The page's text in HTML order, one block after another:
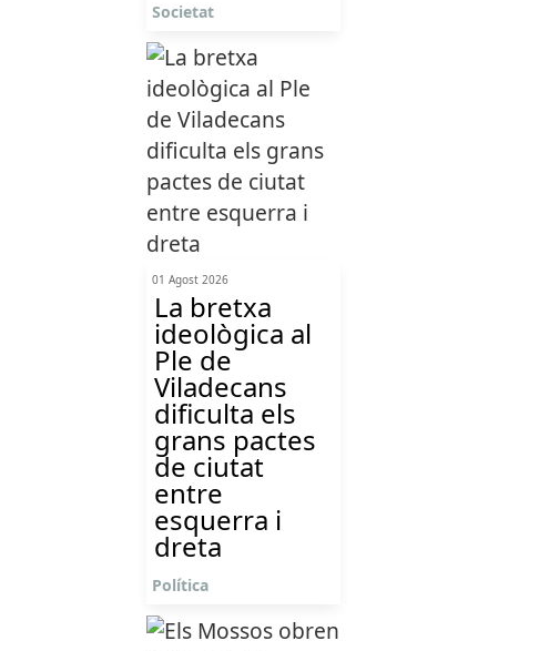
Societat
01 Agost 2026
La bretxa
ideològica al
Ple de
Viladecans
dificulta els
grans pactes
de ciutat
entre
esquerra i
dreta
Política